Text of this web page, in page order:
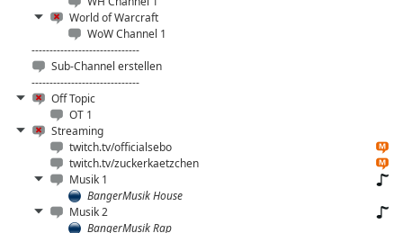
World of Warcraft
WoW Channel 1
------------------------------
Sub-Channel erstellen
------------------------------
Off Topic
OT 1
Streaming
twitch.tv/officialsebo
twitch.tv/zuckerkaetzchen
Musik 1
BangerMusik House
Musik 2
BangerMusik Rap